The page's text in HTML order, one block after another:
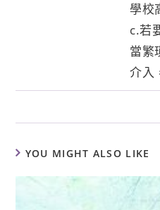
學校
c.若
當繁
介入
YOU MIGHT ALSO LIKE